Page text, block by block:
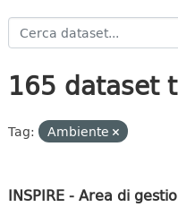
165 dataset
Tag: Ambiente
INSPIRE - Area di